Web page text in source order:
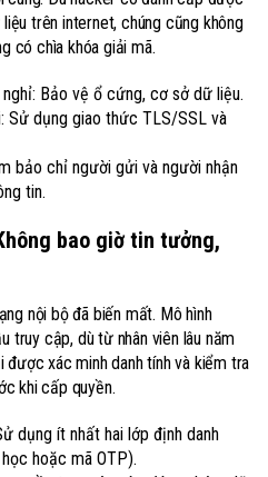
trên internet, chúng cũng không
có chìa khóa giải mã.
Bảo vệ ổ cứng, cơ sở dữ liệu.
Sử dụng giao thức TLS/SSL và
bảo chỉ người gửi và người nhận
tin.
bao giờ tin tưởng,
nội bộ đã biến mất. Mô hình
truy cập, dù từ nhân viên lâu năm
xác minh danh tính và kiểm tra
khi cấp quyền.
dụng ít nhất hai lớp định danh
hoặc mã OTP).